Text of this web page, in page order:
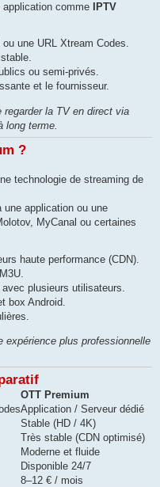
application comme
IPTV
une URL Xtream Codes.
ou semi-privés.
et le fournisseur.
regarder la TV en direct via
long terme.
?
technologie de streaming de
une application ou une
MyCanal ou certaines
haute performance (CDN).
plusieurs utilisateurs.
box Android.
expérience plus professionnelle
OTT Premium
Application / Serveur dédié
Stable (HD / 4K)
Très stable (CDN optimisé)
Moderne et fluide
Disponible 24/7
8–12 € / mois